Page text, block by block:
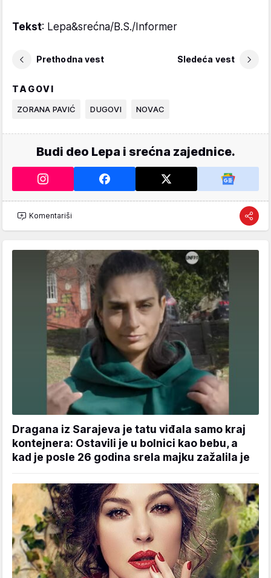
Tekst: Lepa&srećna/B.S./Informer
Prethodna vest Sledeća vest
TAGOVI
ZORANA PAVIĆ DUGOVI NOVAC
Budi deo Lepa i srećna zajednice.
Komentariši
Dragana iz Sarajeva je tatu viđala samo kraj
kontejnera: Ostavili je u bolnici kao bebu, a
kad je posle 26 godina srela majku zažalila je